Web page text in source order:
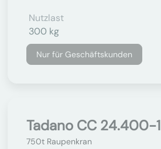
Nutzlast
300 kg
Nur für Geschäftskunden
Tadano CC 24.400-1
750t Raupenkran